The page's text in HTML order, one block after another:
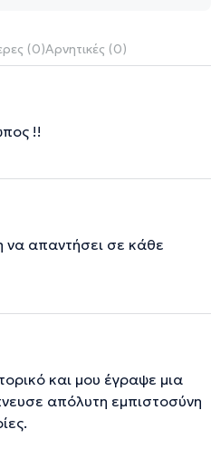
(0)Αρνητικές (0)
!!
να απαντήσει σε κάθε
και μου έγραψε μια
απόλυτη εμπιστοσύνη